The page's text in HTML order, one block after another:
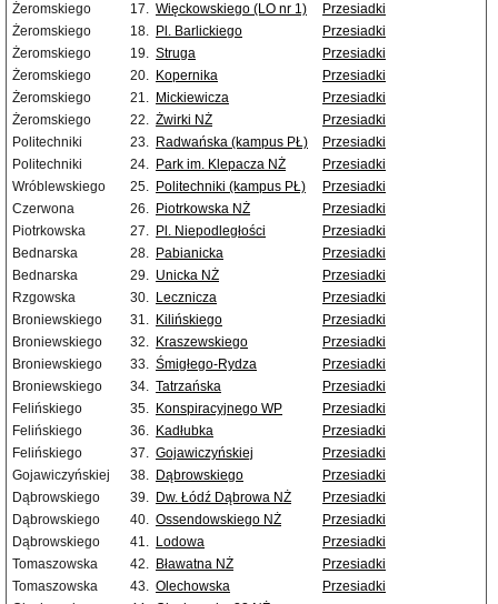
Żeromskiego
17. Więckowskiego (LO nr 1)
Przesiadki
Żeromskiego
18. Pl. Barlickiego
Przesiadki
Żeromskiego
19. Struga
Przesiadki
Żeromskiego
20. Kopernika
Przesiadki
Żeromskiego
21. Mickiewicza
Przesiadki
Żeromskiego
22. Żwirki NŻ
Przesiadki
Politechniki
23. Radwańska (kampus PŁ)
Przesiadki
Politechniki
24. Park im. Klepacza NŻ
Przesiadki
Wróblewskiego
25. Politechniki (kampus PŁ)
Przesiadki
Czerwona
26. Piotrkowska NŻ
Przesiadki
Piotrkowska
27. Pl. Niepodległości
Przesiadki
Bednarska
28. Pabianicka
Przesiadki
Bednarska
29. Unicka NŻ
Przesiadki
Rzgowska
30. Lecznicza
Przesiadki
Broniewskiego
31. Kilińskiego
Przesiadki
Broniewskiego
32. Kraszewskiego
Przesiadki
Broniewskiego
33. Śmigłego-Rydza
Przesiadki
Broniewskiego
34. Tatrzańska
Przesiadki
Felińskiego
35. Konspiracyjnego WP
Przesiadki
Felińskiego
36. Kadłubka
Przesiadki
Felińskiego
37. Gojawiczyńskiej
Przesiadki
Gojawiczyńskiej
38. Dąbrowskiego
Przesiadki
Dąbrowskiego
39. Dw. Łódź Dąbrowa NŻ
Przesiadki
Dąbrowskiego
40. Ossendowskiego NŻ
Przesiadki
Dąbrowskiego
41. Lodowa
Przesiadki
Tomaszowska
42. Bławatna NŻ
Przesiadki
Tomaszowska
43. Olechowska
Przesiadki